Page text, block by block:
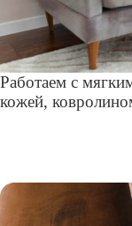
Работаем с
кожей,